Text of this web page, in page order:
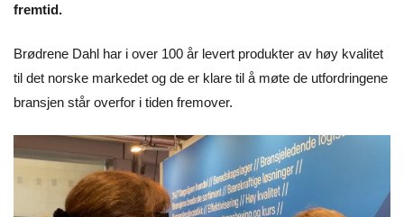
fremtid.
Brødrene Dahl har i over 100 år levert produkter av høy kvalitet
til det norske markedet og de er klare til å møte de utfordringene
bransjen står overfor i tiden fremover.